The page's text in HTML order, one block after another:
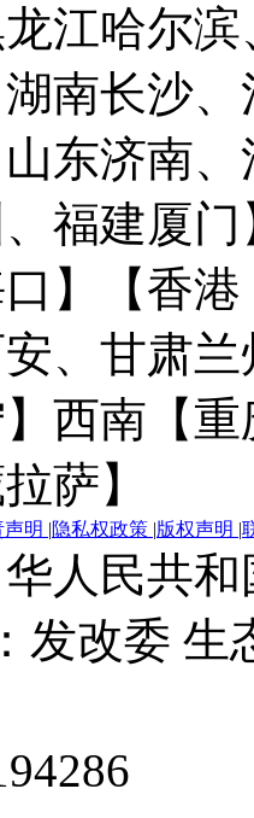
江哈尔
湖南长沙
东济南
福建厦门
】
【香
、甘肃
西南【
萨】
声明 |隐私权政策 |版权声明 |
人民共
发改委 生